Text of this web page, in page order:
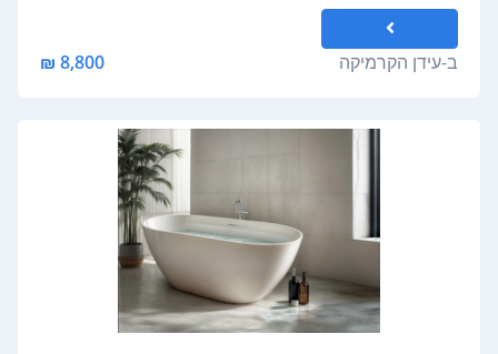
ב-עידן הקרמיקה 8,800 ₪